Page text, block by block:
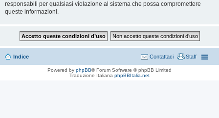
responsabili per qualsiasi violazione al sistema che possa compromettere
queste informazioni.
Indice Staff
Contattaci
Powered by phpBB® Forum Software © phpBB Limited
Traduzione Italiana phpBBItalia.net